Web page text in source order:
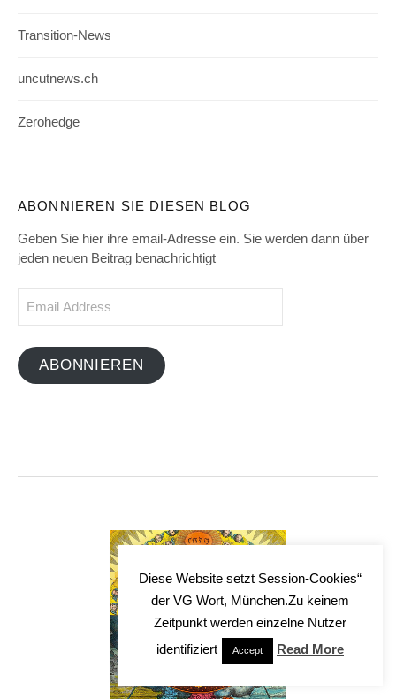
Transition-News
uncutnews.ch
Zerohedge
ABONNIEREN SIE DIESEN BLOG
Geben Sie hier ihre email-Adresse ein. Sie werden dann über
jeden neuen Beitrag benachrichtigt
ABONNIEREN
Diese Website setzt Session-Cookies“
der VG Wort, München.Zu keinem
Zeitpunkt werden einzelne Nutzer
identifiziert
Accept Read More